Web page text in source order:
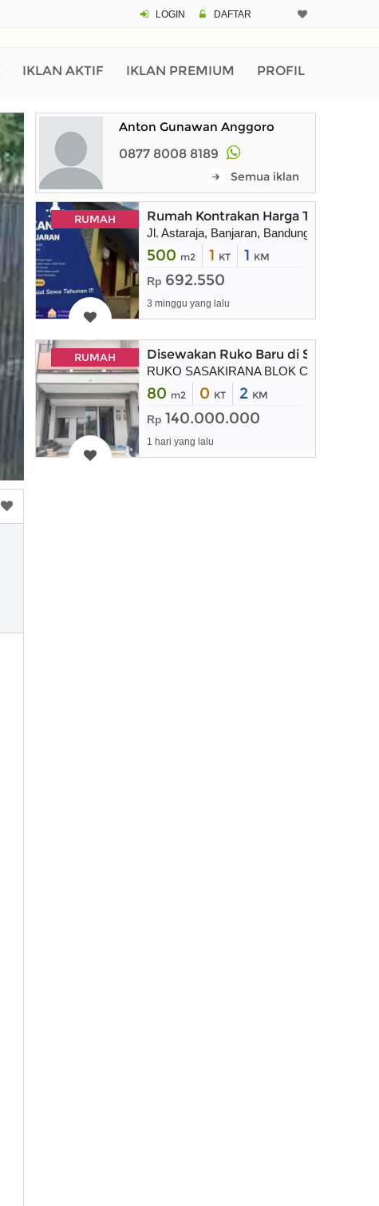
LOGIN DAFTAR
IKLAN AKTIF IKLAN PREMIUM PROFIL
Anton Gunawan Anggoro
0877 8008 8189
Semua iklan
RUMAH Rumah Kontrakan Harga
Jl. Astaraja, Banjaran, Bandung Selatan,
500 m2 1 KT 1 KM
Rp 692.550
3 minggu yang lalu
RUMAH Disewakan Ruko Baru di Sasakirana
RUKO SASAKIRANA BLOK C No. 58 KBP
80 m2 0 KT 2 KM
Rp 140.000.000
1 hari yang lalu